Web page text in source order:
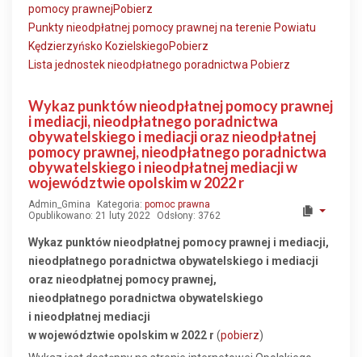
pomocy prawnejPobierz
Punkty nieodpłatnej pomocy prawnej na terenie Powiatu
Kędzierzyńsko KozielskiegoPobierz
Lista jednostek nieodpłatnego poradnictwa Pobierz
Wykaz punktów nieodpłatnej pomocy prawnej
i mediacji, nieodpłatnego poradnictwa
obywatelskiego i mediacji oraz nieodpłatnej
pomocy prawnej, nieodpłatnego poradnictwa
obywatelskiego i nieodpłatnej mediacji w
województwie opolskim w 2022 r
Admin_Gmina Kategoria: pomoc prawna
Opublikowano: 21 luty 2022
Odsłony: 3762
Wykaz punktów nieodpłatnej pomocy prawnej i mediacji,
nieodpłatnego poradnictwa obywatelskiego i mediacji
oraz nieodpłatnej pomocy prawnej,
nieodpłatnego poradnictwa obywatelskiego
i nieodpłatnej mediacji
w województwie opolskim w 2022 r (pobierz)